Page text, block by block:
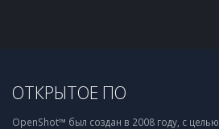
ОТКРЫТОЕ ПО
OpenShot™ был создан в 2008 году, с целью